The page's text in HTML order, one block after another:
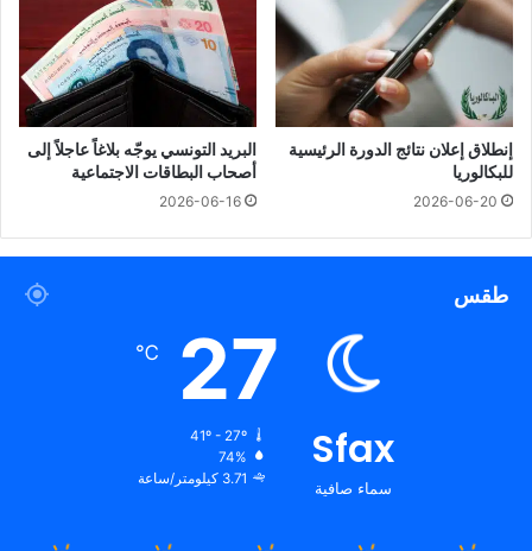
إنطلاق إعلان نتائج الدورة الرئيسية
للبكالوريا
2026-06-20
البريد التونسي يوجّه بلاغاً عاجلاً إلى
أصحاب البطاقات الاجتماعية
2026-06-16
طقس
Sfax
سماء صافية
27
℃
41º - 27º
74%
3.71 كيلومتر/ساعة